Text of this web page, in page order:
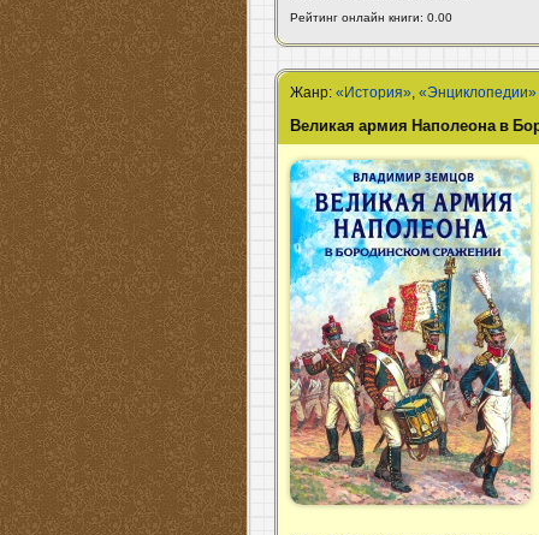
Рейтинг онлайн книги: 0.00
Жанр:«История»,«Энциклопедии»
Великая армия Наполеона в